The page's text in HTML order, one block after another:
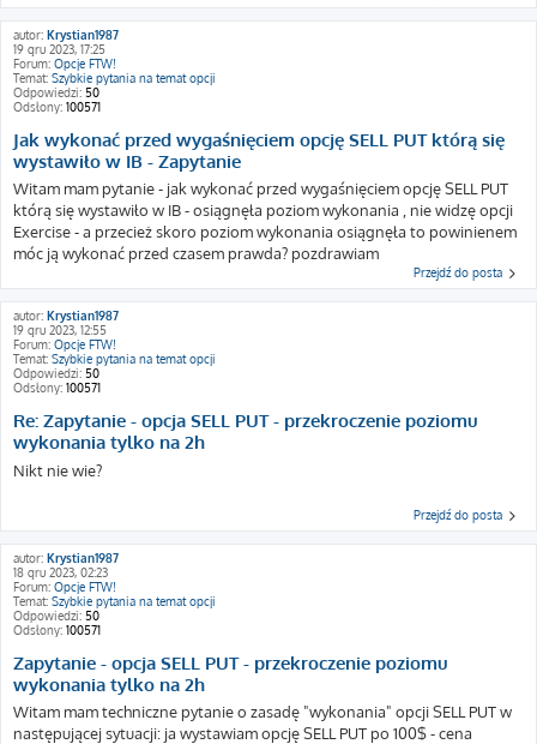
autor: Krystian1987
19 gru 2023, 17:25
Forum: Opcje FTW!
Temat: Szybkie pytania na temat opcji
Odpowiedzi: 50
Odsłony: 100571
Jak wykonać przed wygaśnięciem opcję SELL PUT którą się
wystawiło w IB - Zapytanie
Witam mam pytanie - jak wykonać przed wygaśnięciem opcję SELL PUT
którą się wystawiło w IB - osiągnęła poziom wykonania , nie widzę opcji
Exercise - a przecież skoro poziom wykonania osiągnęła to powinienem
móc ją wykonać przed czasem prawda? pozdrawiam
Przejdź do posta
autor: Krystian1987
19 gru 2023, 12:55
Forum: Opcje FTW!
Temat: Szybkie pytania na temat opcji
Odpowiedzi: 50
Odsłony: 100571
Re: Zapytanie - opcja SELL PUT - przekroczenie poziomu
wykonania tylko na 2h
Nikt nie wie?
Przejdź do posta
autor: Krystian1987
18 gru 2023, 02:23
Forum: Opcje FTW!
Temat: Szybkie pytania na temat opcji
Odpowiedzi: 50
Odsłony: 100571
Zapytanie - opcja SELL PUT - przekroczenie poziomu
wykonania tylko na 2h
Witam mam techniczne pytanie o zasadę "wykonania" opcji SELL PUT w
następującej sytuacji: ja wystawiam opcję SELL PUT po 100$ - cena